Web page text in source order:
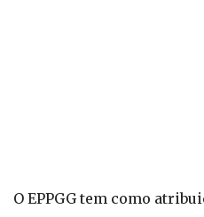
O EPPGG tem como